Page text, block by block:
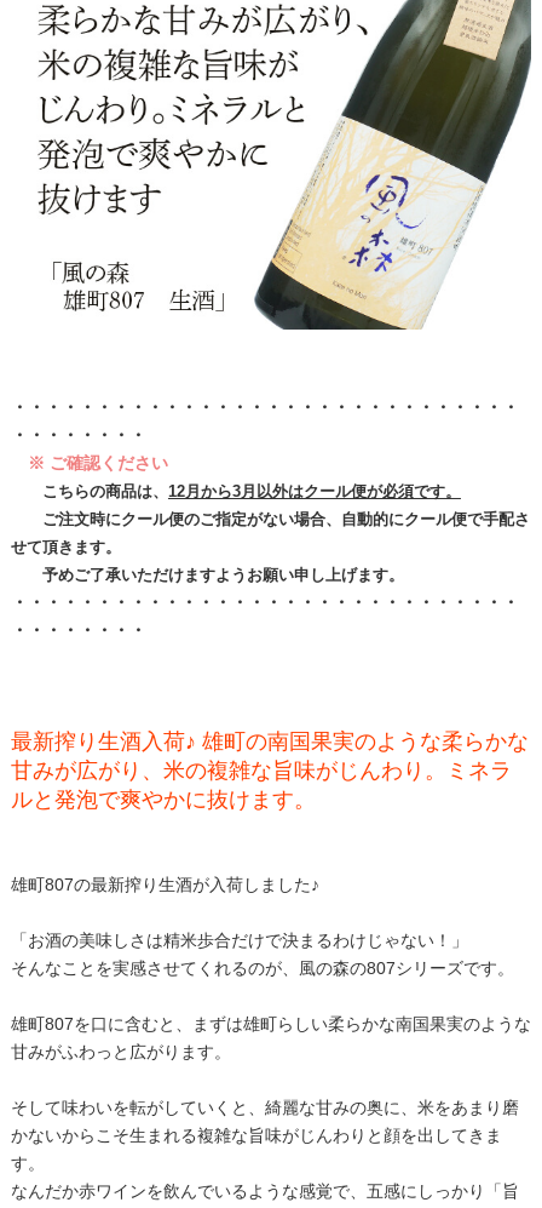
・・・・・・・・・・・・・・・・・・・・・・・・・・・・・・
・・・・・・・・
※ ご確認ください
こちらの商品は、 12月から3月以外はクール便が必須です。
ご注文時にクール便のご指定がない場合、自動的にクール便で手配さ
せて頂きます。
予めご了承いただけますようお願い申し上げます。
・・・・・・・・・・・・・・・・・・・・・・・・・・・・・・
・・・・・・・・
最新搾り生酒入荷♪ 雄町の南国果実のような柔らかな
甘みが広がり、米の複雑な旨味がじんわり。ミネラ
ルと発泡で爽やかに抜けます。
雄町807の最新搾り生酒が入荷しました♪
「お酒の美味しさは精米歩合だけで決まるわけじゃない！」
そんなことを実感させてくれるのが、風の森の807シリーズです。
雄町807を口に含むと、まずは雄町らしい柔らかな南国果実のような
甘みがふわっと広がります。
そして味わいを転がしていくと、綺麗な甘みの奥に、米をあまり磨
かないからこそ生まれる複雑な旨味がじんわりと顔を出してきま
す。
なんだか赤ワインを飲んでいるような感覚で、五感にしっかり「旨